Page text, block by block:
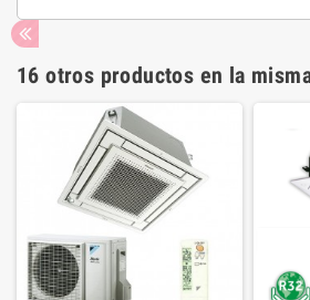
16 otros productos en la